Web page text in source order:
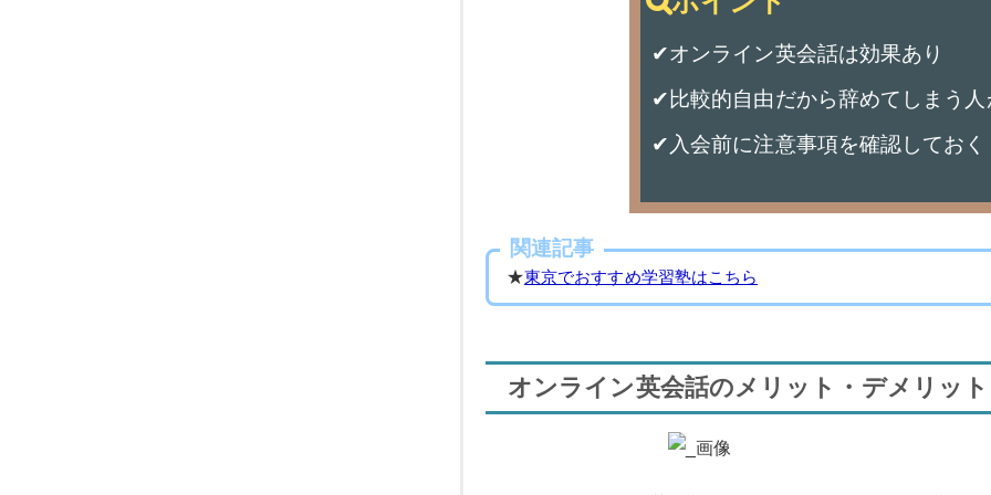
✔オンライン英会話は効果あり
✔比較的自由だから辞めてしまう人
✔入会前に注意事項を確認しておく
関連記事
★東京でおすすめ学習塾はこちら
オンライン英会話のメリット・デメリット